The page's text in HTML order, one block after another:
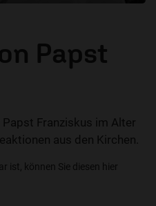
Papst
Franziskus im Alter
aus den Kirchen.
ist, können Sie diesen hier